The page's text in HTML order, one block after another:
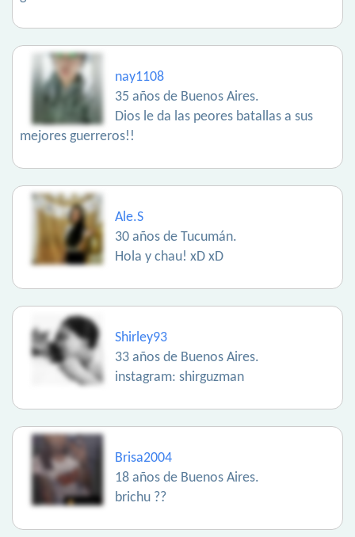
nay1108
35 años de Buenos Aires.
Dios le da las peores batallas a sus
mejores guerreros!!
Ale.S
30 años de Tucumán.
Hola y chau! xD xD
Shirley93
33 años de Buenos Aires.
instagram: shirguzman
Brisa2004
18 años de Buenos Aires.
brichu ??